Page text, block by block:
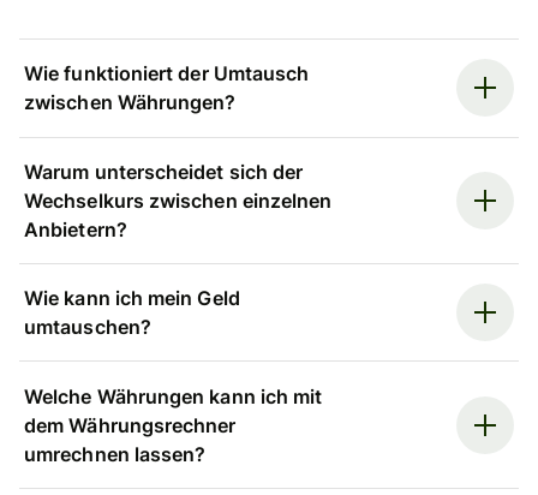
Wie funktioniert der Umtausch
zwischen Währungen?
Warum unterscheidet sich der
Wechselkurs zwischen einzelnen
Anbietern?
Wie kann ich mein Geld
umtauschen?
Welche Währungen kann ich mit
dem Währungsrechner
umrechnen lassen?